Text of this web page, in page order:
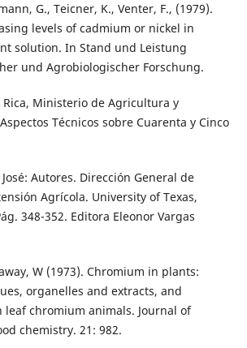
G., Teicner, K., Venter, F., (1979).
levels of cadmium or nickel in
solution. In Stand und Leistung
und Agrobiologischer Forschung.
Rica, Ministerio de Agricultura y
Técnicos sobre Cuarenta y Cinco
Autores. Dirección General de
Agrícola. University of Texas,
348-352. Editora Eleonor Vargas
W (1973). Chromium in plants:
organelles and extracts, and
leaf chromium animals. Journal of
chemistry. 21: 982.